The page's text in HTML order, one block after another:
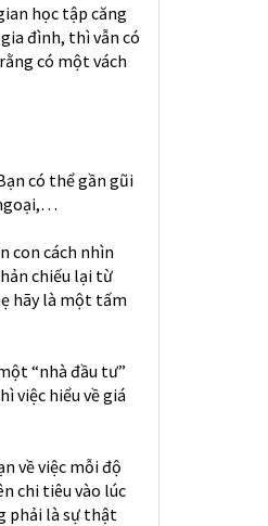
học tập căng
đình, thì vẫn có
có một vách
có thể gần gũi
con cách nhìn
chiếu lại từ
hãy là một tấm
“nhà đầu tư”
việc hiểu về giá
về việc mỗi độ
chi tiêu vào lúc
phải là sự thật